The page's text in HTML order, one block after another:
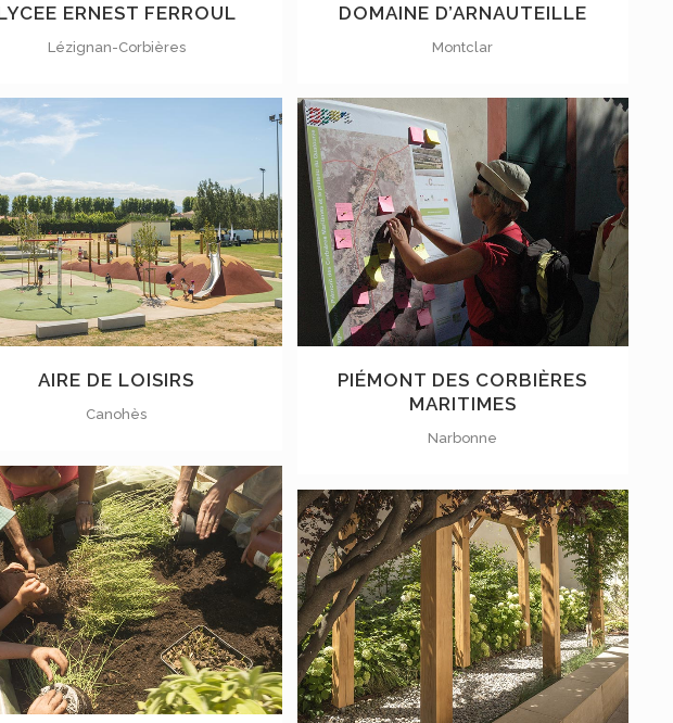
ERNEST FERROUL
Lézignan-Corbières
DOMAINE D’ARNAUTEILLE
Montclar
VOIR
AIRE DE LOISIRS
Canohès
VOIR
PIÉMONT DES CORBIÈRES
MARITIMES
Narbonne
VOIR
VOIR